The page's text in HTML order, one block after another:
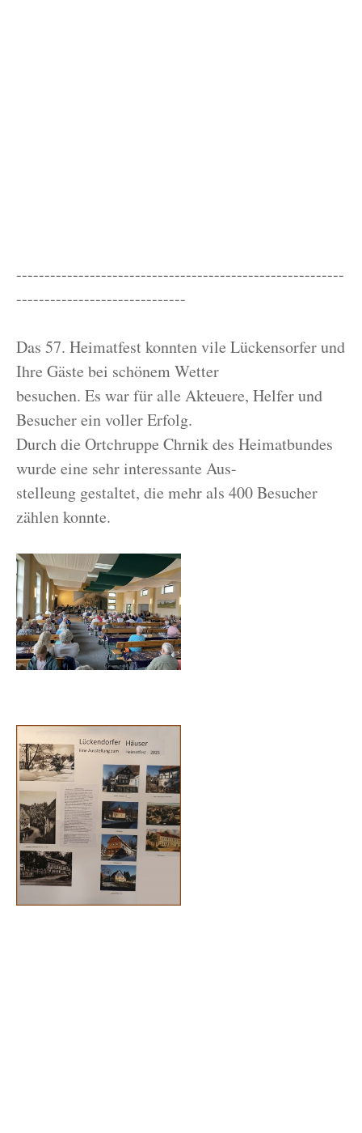
----------------------------------------------------------
------------------------------
Das 57. Heimatfest konnten vile Lückensorfer und
Ihre Gäste bei schönem Wetter
besuchen. Es war für alle Akteuere, Helfer und
Besucher ein voller Erfolg.
Durch die Ortchruppe Chrnik des Heimatbundes
wurde eine sehr interessante Aus-
stelleung gestaltet, die mehr als 400 Besucher
zählen konnte.